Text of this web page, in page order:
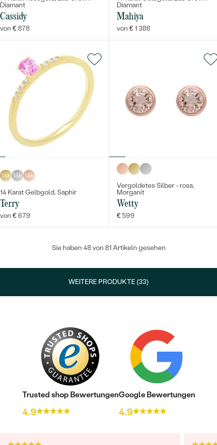
Diamant
Cassidy
von € 878
Diamant
Mahiya
von € 1 388
14k 14k 14k
14 Karat Gelbgold, Saphir
Terry
von € 679
Vergoldetes Silber - rosa,
Morganit
Wetty
€ 599
Sie haben 48 von 81 Artikeln gesehen
WEITERE PRODUKTE (33)
Trusted shop Bewertungen
4.9
Google Bewertungen
4.9